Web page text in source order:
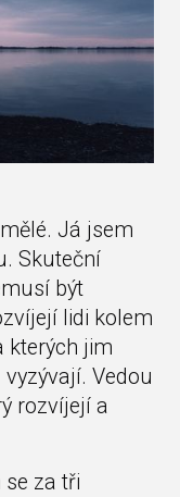
Já jsem
Skuteční
být
lidi kolem
kterých jim
Vedou
rozvíjejí a
se za tři